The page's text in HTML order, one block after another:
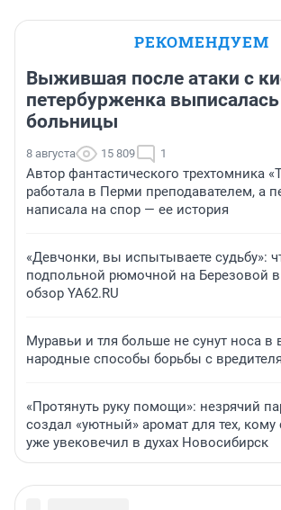
РЕКОМЕНДУЕМ
Выжившая после атаки с
петербурженка
больницы
8 августа 15 809 1
Автор фантастического трехтомника
работала в Перми преподавателем, а
написала на спор — ее история
«Девчонки, вы испытываете судьбу»:
подпольной рюмочной на Березовой
обзор YA62.RU
Муравьи и тля больше не сунут носа в
народные способы борьбы с
«Протянуть руку помощи»: незрячий
создал «уютный» аромат для тех,
уже увековечил в духах Новосибирск